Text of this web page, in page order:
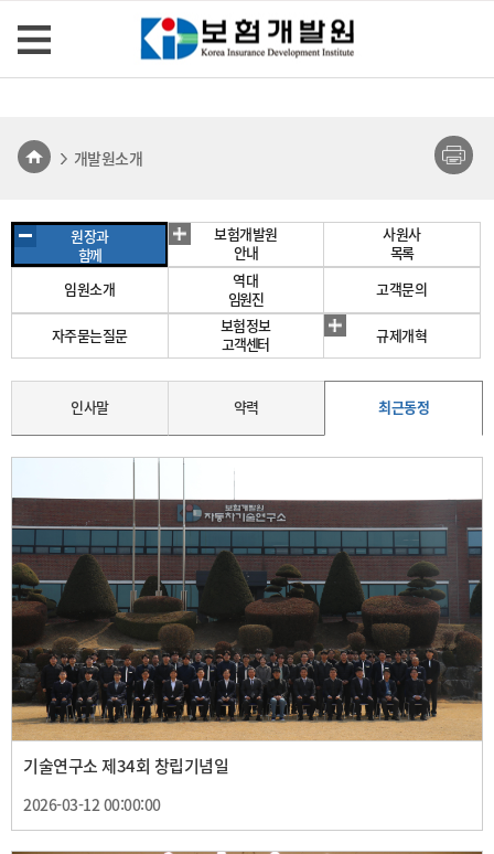
개발원소개
원장과
함께
보험개발원
안내
사원사
목록
임원소개
역대
임원진
고객문의
자주묻는질문
보험정보
고객센터
규제개혁
인사말 약력 최근동정
기술연구소 제34회 창립기념일
2026-03-12 00:00:00